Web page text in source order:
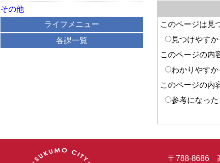
このページは見
見つけやす
このページの内
わかりやす
このページの内
参考になった
その他
ライフメニュー
各課一覧
〒788-8686